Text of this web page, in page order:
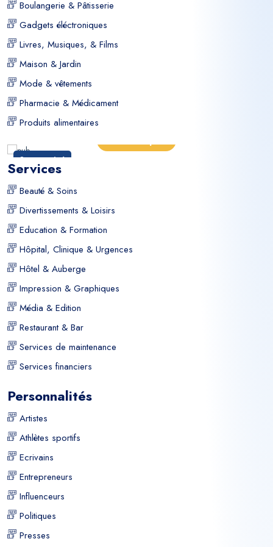
bouteille vendue, il y a un peu de cette histoire : celle d’un rêve
transformé en réalité, un parfum à la fois.
Boulangerie & Pâtisserie
Gadgets éléctroniques
Livres, Musiques, & Films
Maison & Jardin
Mode & vêtements
Pharmacie & Médicament
Produits alimentaires
Services
Beauté & Soins
Divertissements & Loisirs
Education & Formation
Hôpital, Clinique & Urgences
Hôtel & Auberge
Impression & Graphiques
Média & Edition
Restaurant & Bar
Services de maintenance
Services financiers
Personnalités
Artistes
Athlètes sportifs
Ecrivains
Entrepreneurs
Influenceurs
Politiques
Presses